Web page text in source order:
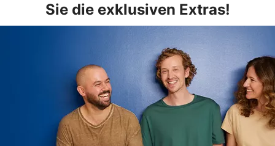
Sie die exklusiven Extras!